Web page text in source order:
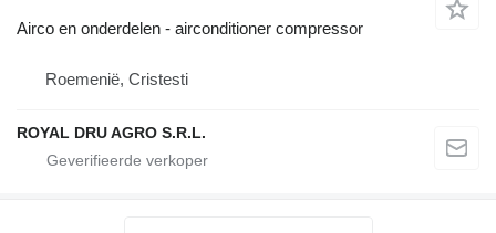
Airco en onderdelen - airconditioner compressor
Roemenië, Cristesti
ROYAL DRU AGRO S.R.L.